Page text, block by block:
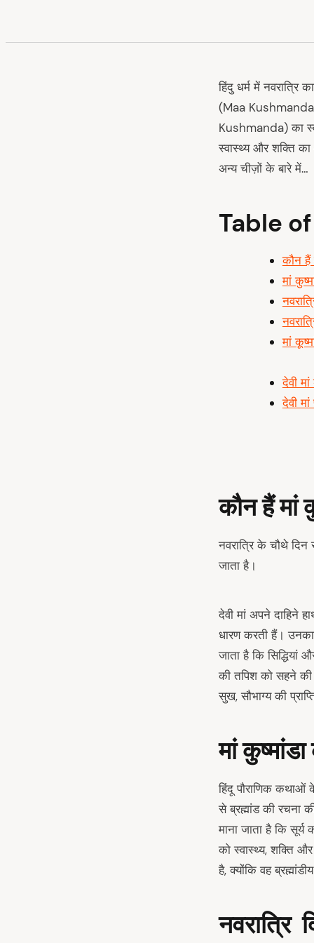
हिंदु धर्म में नवरात्रि
(Maa Kushmanda)
Kushmanda) का
स्वास्थ्य और शक्ति
अन्य चीज़ों के बारे में…
Table
कौन हैं
मां
मां
देवी
देवी
कौन हैं मां
नवरात्रि के चौथे दिन
जाता है।
देवी मां अपने दाहिने
धारण करती हैं।
जाता है कि
की तपिश को सहने की
सुख, सौभाग्‍य की
मां
हिंदू पौराणिक कथाओं
से ब्रह्मांड की रचना
माना जाता है कि
को स्वास्थ्य, शक्ति
है, क्योंकि वह
नवरात्रि